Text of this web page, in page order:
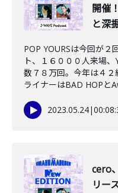
開催
と深
POP YOURSは今回が２
ト、１６０００人来場
数７８万回。今年は４
ライナーはBAD HOPと
2023.05.24|
️cero
リー